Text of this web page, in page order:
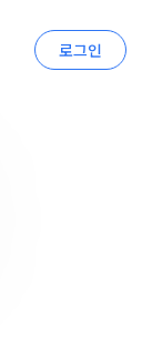
로그인